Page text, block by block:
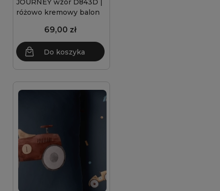
JOURNEY wzór D843D |
różowo kremowy balon
69,00 zł
Do koszyka